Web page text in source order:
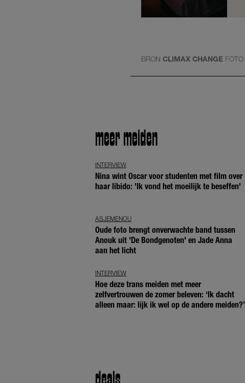
BRON CLIMAX CHANGE FOTO
meer meiden
INTERVIEW
Nina wint Oscar voor studenten met film over
haar libido: 'Ik vond het moeilijk te beseffen'
ASJEMENOU
Oude foto brengt onverwachte band tussen
Anouk uit 'De Bondgenoten' en Jade Anna
aan het licht
INTERVIEW
Hoe deze trans meiden met meer
zelfvertrouwen de zomer beleven: ‘Ik dacht
alleen maar: lijk ik wel op de andere meiden?’